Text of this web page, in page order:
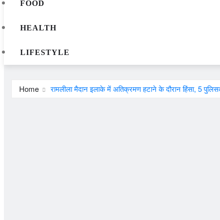
FOOD
HEALTH
LIFESTYLE
Home रामलीला मैदान इलाके में अतिक्रमण हटाने के दौरान हिंसा, 5